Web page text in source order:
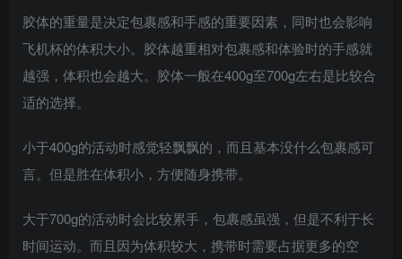
胶体的重量是决定包裹感和手感的重要因素，同时也会影响
飞机杯的体积大小。胶体越重相对包裹感和体验时的手感就
越强，体积也会越大。胶体一般在400g至700g左右是比较合
适的选择。
小于400g的活动时感觉轻飘飘的，而且基本没什么包裹感可
言。但是胜在体积小，方便随身携带。
大于700g的活动时会比较累手，包裹感虽强，但是不利于长
时间运动。而且因为体积较大，携带时需要占据更多的空